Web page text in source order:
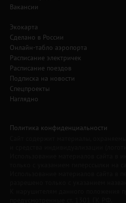
Вакансии
Экокарта
Сделано в России
Онлайн-табло аэропорта
Расписание электричек
Расписание поездов
Подписка на новости
Спецпроекты
Наглядно
Политика конфиденциальности